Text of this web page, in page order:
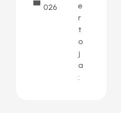
026
e
r
t
o
j
a
: